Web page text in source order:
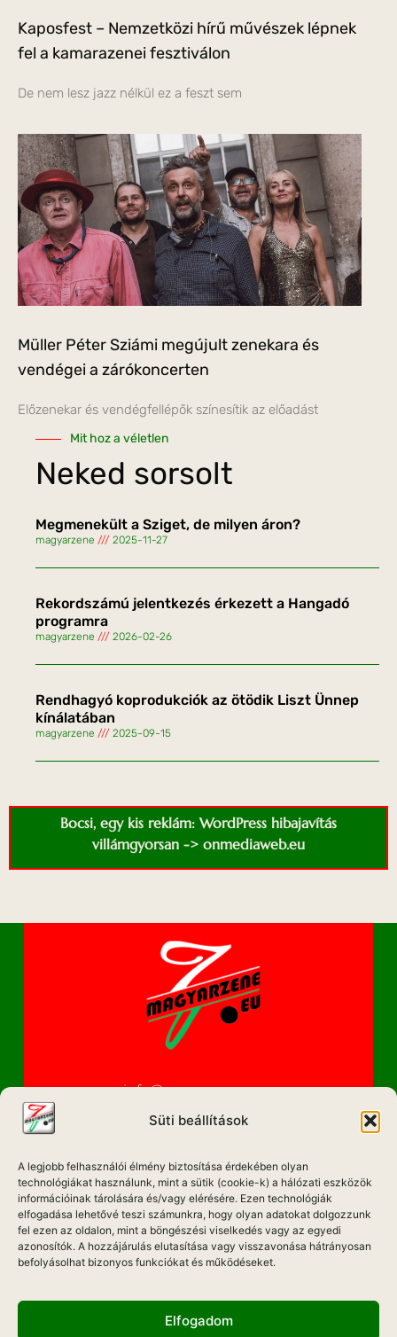
Süti beállítások
A legjobb felhasználói élmény biztosítása érdekében olyan
technológiákat használunk, mint a sütik (cookie-k) a hálózati eszközök
információinak tárolására és/vagy elérésére. Ezen technológiák
elfogadása lehetővé teszi számunkra, hogy olyan adatokat dolgozzunk
fel ezen az oldalon, mint a böngészési viselkedés vagy az egyedi
azonosítók. A hozzájárulás elutasítása vagy visszavonása hátrányosan
befolyásolhat bizonyos funkciókat és működéseket.
Elfogadom
Kaposfest – Nemzetközi hírű művészek lépnek
fel a kamarazenei fesztiválon
De nem lesz jazz nélkül ez a feszt sem
Müller Péter Sziámi megújult zenekara és
vendégei a zárókoncerten
Előzenekar és vendégfellépők színesítik az előadást
Mit hoz a véletlen
Neked sorsolt
Megmenekült a Sziget, de milyen áron?
magyarzene 2025-11-27
Rekordszámú jelentkezés érkezett a Hangadó
programra
magyarzene 2026-02-26
Rendhagyó koprodukciók az ötödik Liszt Ünnep
kínálatában
magyarzene 2025-09-15
Bocsi, egy kis reklám: WordPress hibajavítás
villámgyorsan -> onmediaweb.eu
info@magyarzene.eu
IMPRESSZUM
ETIKAI KÓDEX
MÉDIA AJÁNLAT
ADATKEZELÉSI NYILATKOZAT